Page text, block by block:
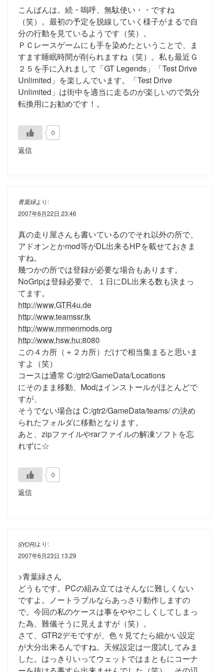
こんばんは。続・嗚呼、無駄使い・・ですね
（笑）。最初の予定を脱線していく様子がまるで自
分の行動を見ているようです（笑）。
ＰＣレースゲームにも手を染めたということで、ま
すます睡眠時間が削られますね（笑）。私も最近Ｇ
２５を手に入れまして「GT Legends」「Test Drive
Unlimited」を楽しんでいます。「Test Drive
Unlimited」は街中を適当に走るのが楽しいので気分
転換用にお勧めです！。
0
返信
青葉緑より:
2007年6月22日 23:46
真の走り屋さんも書いているのでそれ以外の所で、
アドオンとかmod等がDL出来るHPを載せておきま
すね。
幾つかの所では登録が必要な場合もあります。
NoGripは登録必要で、１日にDL出来る数も決まっ
てます。
http://www.GTR4u.de
http://www.teamssr.tk
http://www.mrmenmods.org
http://www.hsw.hu:8080
この４カ所（＋２カ所）だけで相当集まると思いま
すよ（笑）
コースは通常 C:/gtr2/GameData/Locations
にそのまま移動、Modはインストールがほとんどで
すが、
そうでない場合は C:/gtr2/GameData/teams/ の決め
られたフォルダに移動となります。
あと、zipファイルやrarファイルの解凍ソフトを忘
れずに☆
0
返信
SYORIより:
2007年6月23日 13:29
>青葉緑さん
どうもです。PCの組み立てはそんなに難しくない
ですよ。ノートラブルならあっさり動作しますの
で。今回の私のケースは事をややこしくしてしまっ
た為、難儀そうに見えますが（笑）。
さて、GTR2デモですが、色々見てたら細かい設定
が大分出来るんですね。天候設定は一度試してみま
した。はっきりいってウェットではまともにコーナ